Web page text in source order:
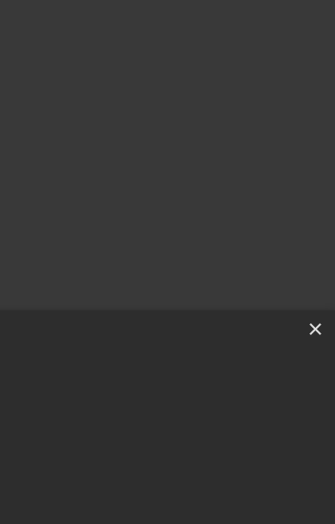
by
×